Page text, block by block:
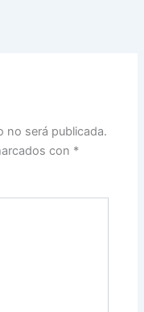
no será publicada.
con *